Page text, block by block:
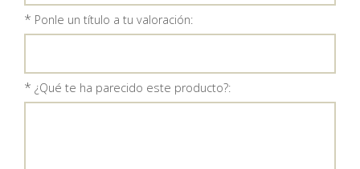
* Ponle un título a tu valoración:
* ¿Qué te ha parecido este producto?: